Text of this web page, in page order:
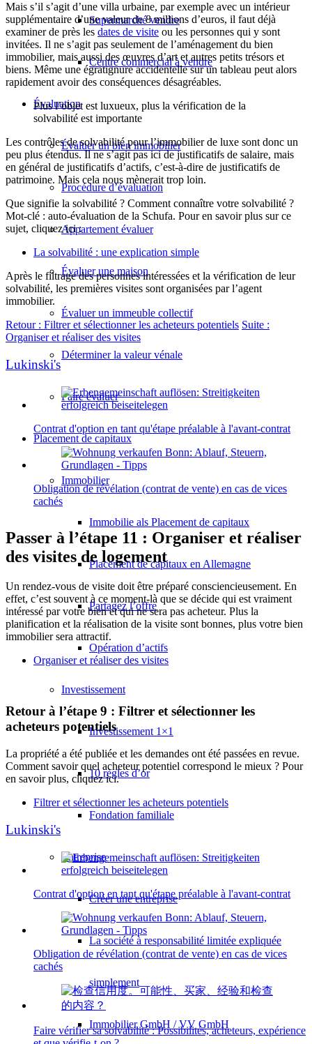
Supermarché vendre
Centre commercial à vendre
Évaluation
Évaluer un bien immobilier
Procédure d’évaluation
Appartement évaluer
Évaluer une maison
Évaluer un immeuble collectif
Déterminer la valeur vénale
Faire évaluer
Placement de capitaux
Immobilier
Immobilie als Placement de capitaux
Placement de capitaux en Allemagne
Partagez l’offre
Opération d’actifs
Investissement
Investissement 1×1
10 règles d’or
Fondation familiale
Entreprise
Créer une entreprise
La société à responsabilité limitée expliquée
simplement
Immobilier GmbH / VV GmbH
Mais s’il s’agit d’une villa urbaine, par exemple avec un intérieur
supplémentaire d’une valeur de 8 millions d’euros, il faut déjà
examiner de près les dates de visite ou les personnes qui y sont
invitées. Il ne s’agit pas seulement de l’aménagement du bien
immobilier, mais aussi des œuvres d’art et autres petits trésors et
biens. Même une égratignure accidentelle sur un tableau peut alors
rapidement avoir des conséquences désagréables.
Plus l’objet est luxueux, plus la vérification de la
solvabilité est importante
Les contrôles de solvabilité pour l’immobilier de luxe sont donc un
peu plus étendus. Il ne s’agit pas ici de justificatifs de salaire, mais
en général de justificatifs d’actifs, c’est-à-dire de justificatifs de
patrimoine. Mais cela nous mènerait trop loin.
Que signifie la solvabilité ? Comment connaître votre solvabilité ?
Mot-clé : auto-évaluation de la Schufa. Pour en savoir plus sur ce
sujet, cliquez ici :
La solvabilité : une explication simple
Après le filtrage des personnes intéressées et la vérification de leur
solvabilité, les premières visites sont organisées par l’agent
immobilier.
Retour : Filtrer et sélectionner les acheteurs potentiels Suite :
Organiser et réaliser des visites
Lukinski's
Contrat d'option en tant qu'étape préalable à l'avant-contrat
Obligation de révélation (contrat de vente) en cas de vices
cachés
Passer à l’étape 11 : Organiser et réaliser
des visites de logement
Un rendez-vous de visite doit être préparé consciencieusement. En
effet, c’est souvent à ce moment-là que se décide qui est vraiment
intéressé par votre bien et qui ne sera pas acheteur. Plus la
planification et la réalisation de la visite sont bonnes, plus votre bien
immobilier sera attractif.
Organiser et réaliser des visites
Retour à l’étape 9 : Filtrer et sélectionner les
acheteurs potentiels
La propriété a été publiée et les demandes ont été passées en revue.
Comment savoir quel acheteur potentiel correspond le mieux ? Pour
en savoir plus, cliquez ici.
Filtrer et sélectionner les acheteurs potentiels
Lukinski's
Contrat d'option en tant qu'étape préalable à l'avant-contrat
Obligation de révélation (contrat de vente) en cas de vices
cachés
Faire vérifier sa solvabilité : Possibilités, acheteurs, expérience